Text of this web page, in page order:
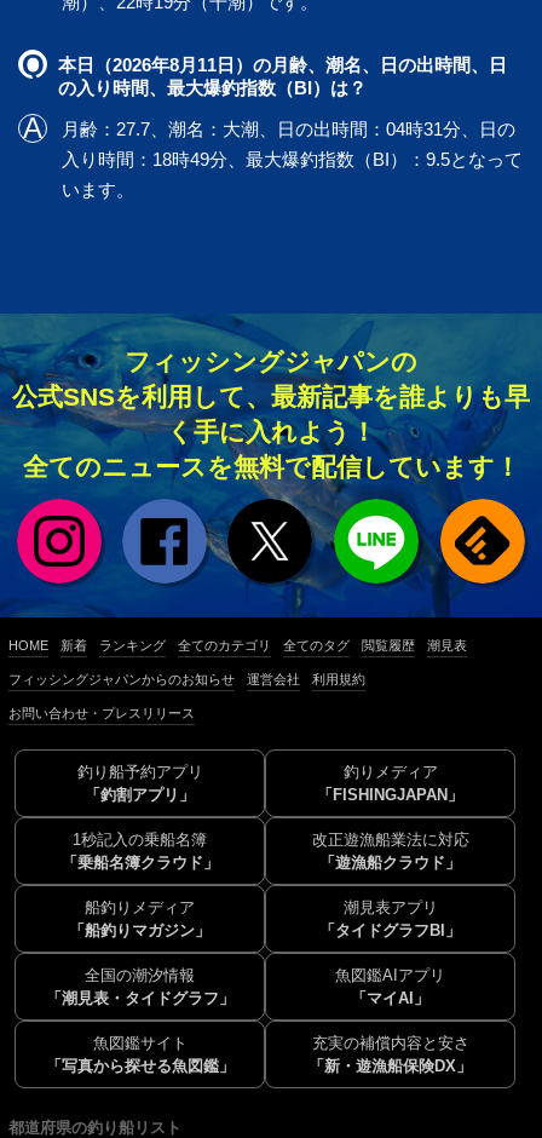
本日（2026年8月11日）の月齢、潮名、日の出時間、日
の入り時間、最大爆釣指数（BI）は？
月齢：27.7、潮名：大潮、日の出時間：04時31分、日の
入り時間：18時49分、最大爆釣指数（BI）：9.5となって
います。
フィッシングジャパンの
公式SNSを利用して、最新記事を誰よりも早
く手に入れよう！
全てのニュースを無料で配信しています！
HOME 新着 ランキング 全てのカテゴリ 全てのタグ 閲覧履歴 潮見表
フィッシングジャパンからのお知らせ 運営会社 利用規約
お問い合わせ・プレスリリース
釣り船予約アプリ
「釣割アプリ」
釣りメディア
「FISHINGJAPAN」
1秒記入の乗船名簿
「乗船名簿クラウド」
改正遊漁船業法に対応
「遊漁船クラウド」
船釣りメディア
「船釣りマガジン」
潮見表アプリ
「タイドグラフBI」
全国の潮汐情報
「潮見表・タイドグラフ」
魚図鑑AIアプリ
「マイAI」
魚図鑑サイト
「写真から探せる魚図鑑」
充実の補償内容と安さ
「新・遊漁船保険DX」
都道府県の釣り船リスト